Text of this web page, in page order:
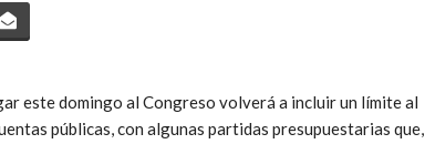
este domingo al Congreso volverá a incluir un límite al
públicas, con algunas partidas presupuestarias que,